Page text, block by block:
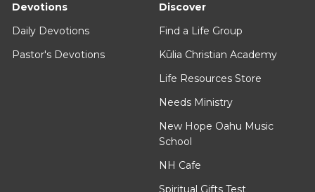
Devotions
Daily Devotions
Pastor's Devotions
Discover
Find a Life Group
Kūlia Christian Academy
Life Resources Store
Needs Ministry
New Hope Oahu Music
School
NH Cafe
Spiritual Gifts Test